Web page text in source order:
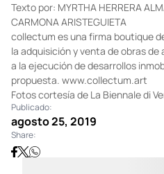
Texto por: MYRTHA HERRERA
CARMONA ARISTEGUIETA
collectum es una firma boutique
la adquisición y venta de obras
a la ejecución de desarrollos
propuesta. www.collectum.art
Fotos cortesía de La Biennale di
Publicado:
agosto 25, 2019
Share: